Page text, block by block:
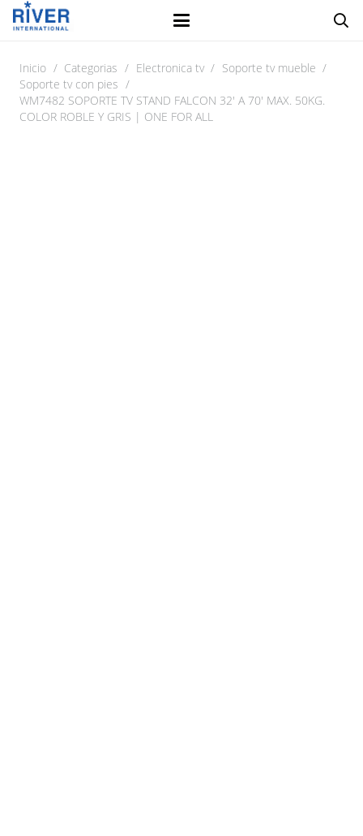
Inicio / Categorias / Electronica tv / Soporte tv mueble /
Soporte tv con pies /
WM7482 SOPORTE TV STAND FALCON 32′ A 70′ MAX. 50KG.
COLOR ROBLE Y GRIS | ONE FOR ALL